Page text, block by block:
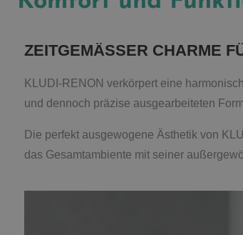
ZEITGEMÄSSER CHARME
KLUDI-RENON verkörpert eine
und dennoch präzise ausgearbeiteten
Die perfekt ausgewogene Ästhetik von
das Gesamtambiente mit seiner